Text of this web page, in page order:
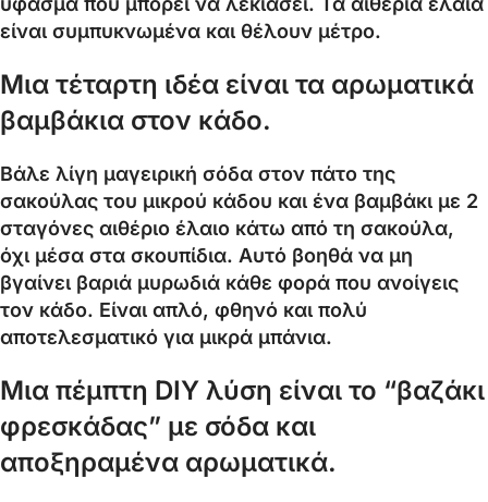
είναι συμπυκνωμένα και θέλουν μέτρο.
Μια τέταρτη ιδέα είναι τα αρωματικά
βαμβάκια στον κάδο.
Βάλε λίγη μαγειρική σόδα στον πάτο της
σακούλας του μικρού κάδου και ένα βαμβάκι με 2
σταγόνες αιθέριο έλαιο κάτω από τη σακούλα,
όχι μέσα στα σκουπίδια. Αυτό βοηθά να μη
βγαίνει βαριά μυρωδιά κάθε φορά που ανοίγεις
τον κάδο. Είναι απλό, φθηνό και πολύ
αποτελεσματικό για μικρά μπάνια.
Μια πέμπτη DIY λύση είναι το “βαζάκι
φρεσκάδας” με σόδα και
αποξηραμένα αρωματικά.